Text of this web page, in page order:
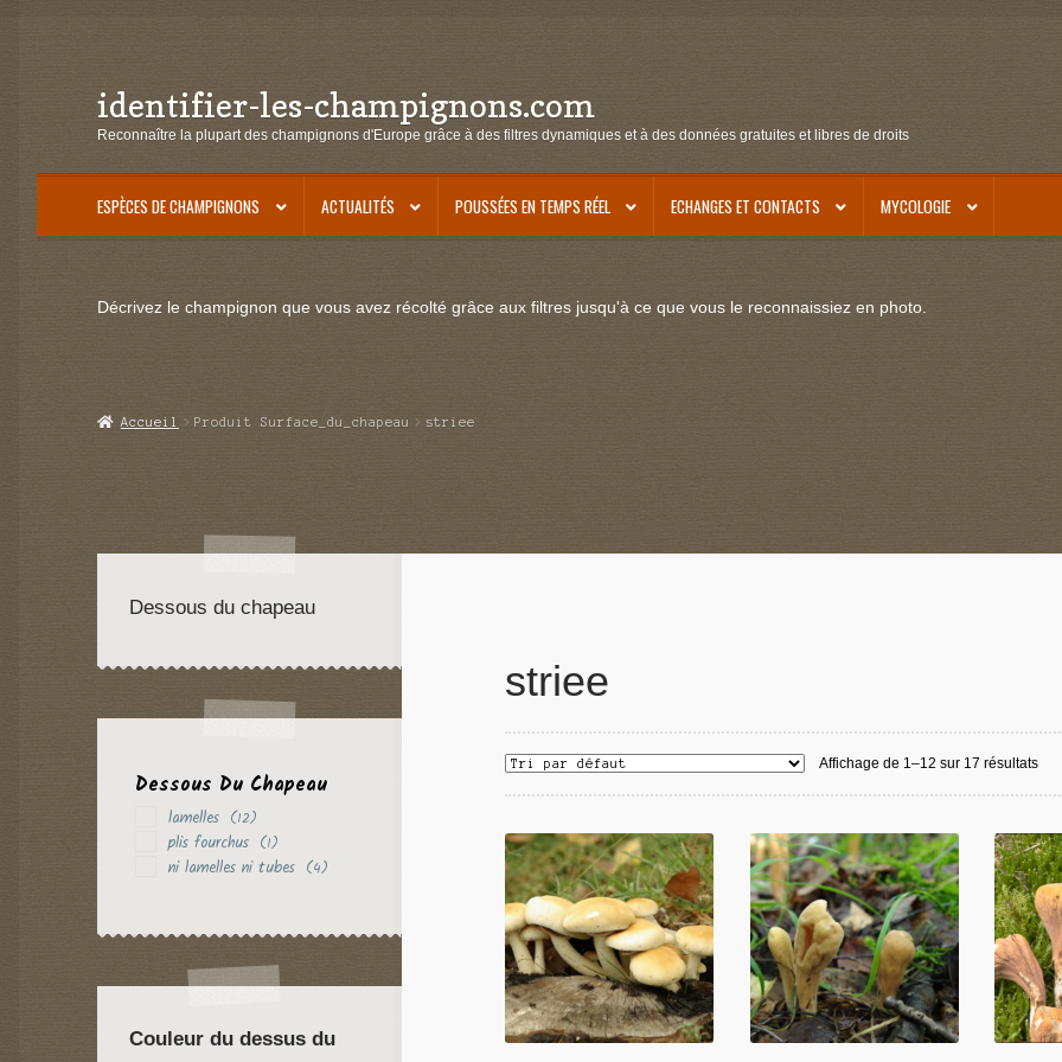
Aller
à
navigation
Aller
au
identifier-les-champignons.com
Reconnaître la plupart des champignons d'Europe grâce à des filtres dynamiques et à des données gratuites et libres de droits
ESPÈCES DE CHAMPIGNONS ACTUALITÉS POUSSÉES EN TEMPS RÉEL ECHANGES ET CONTACTS MYCOLOGIE
Décrivez le champignon que vous avez récolté grâce aux filtres jusqu'à ce que vous le reconnaissiez en photo.
Accueil Produit Surface_du_chapeau striee
striee
Affichage de 1–12 sur 17 résultats
Dessous du chapeau
Dessous Du Chapeau
lamelles (12)
plis fourchus (1)
ni lamelles ni tubes (4)
Couleur du dessus du